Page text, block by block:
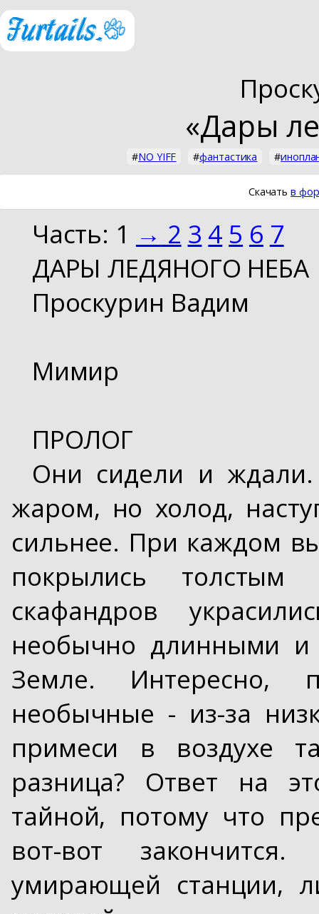
«Дары
#NO YIFF #фантастика #
Скачатьв
Часть: 1 → 2 3 4 5 6 7
ДАРЫ ЛЕДЯНОГО НЕБА
Проскурин Вадим
Мимир
ПРОЛОГ
Они сидели и
жаром, но холод,
сильнее. При каждом
покрылись
скафандров
необычно длинными и
Земле. Интересно,
необычные - из-за
примеси в воздухе
разница? Ответ на
тайной, потому что
вот-вот
умирающей станции,